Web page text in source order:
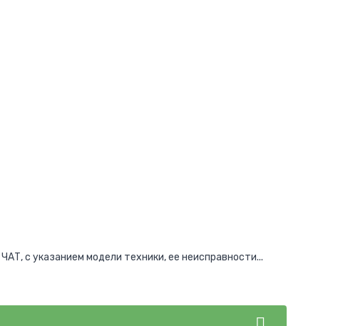
с указанием модели техники, ее неисправности...